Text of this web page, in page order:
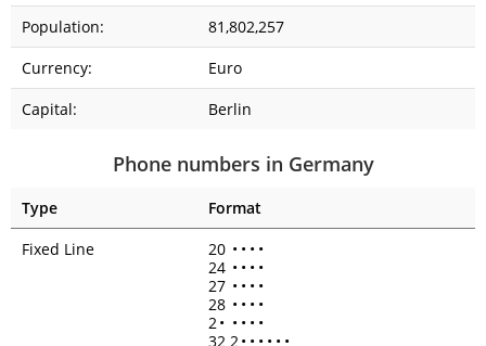
Population:
81,802,257
Currency:
Euro
Capital:
Berlin
Phone numbers in Germany
Type
Format
Fixed Line
20 • • • •
24 • • • •
27 • • • •
28 • • • •
2• • • • •
32 2• • • • • •